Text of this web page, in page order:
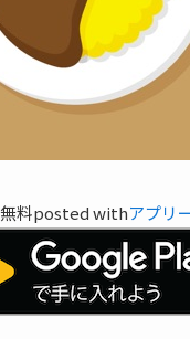
無料posted withアプリ